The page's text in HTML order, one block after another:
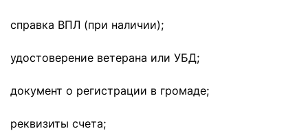
справка ВПЛ (при наличии);
удостоверение ветерана или УБД;
документ о регистрации в громаде;
реквизиты счета;